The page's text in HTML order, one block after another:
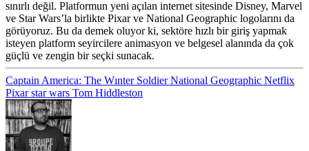
sınırlı değil. Platformun yeni açılan internet sitesinde Disney, Marvel
ve Star Wars’la birlikte Pixarve National Geographic logolarını da
görüyoruz. Bu da demek oluyor ki, sektöre hızlı bir giriş yapmak
isteyen platform seyircilere animasyon ve belgesel alanında da çok
güçlü ve zengin bir seçki sunacak.
Captain America: The Wınter SoldierNational Geographic Netflix
Pixarstar wars Tom Hiddleston